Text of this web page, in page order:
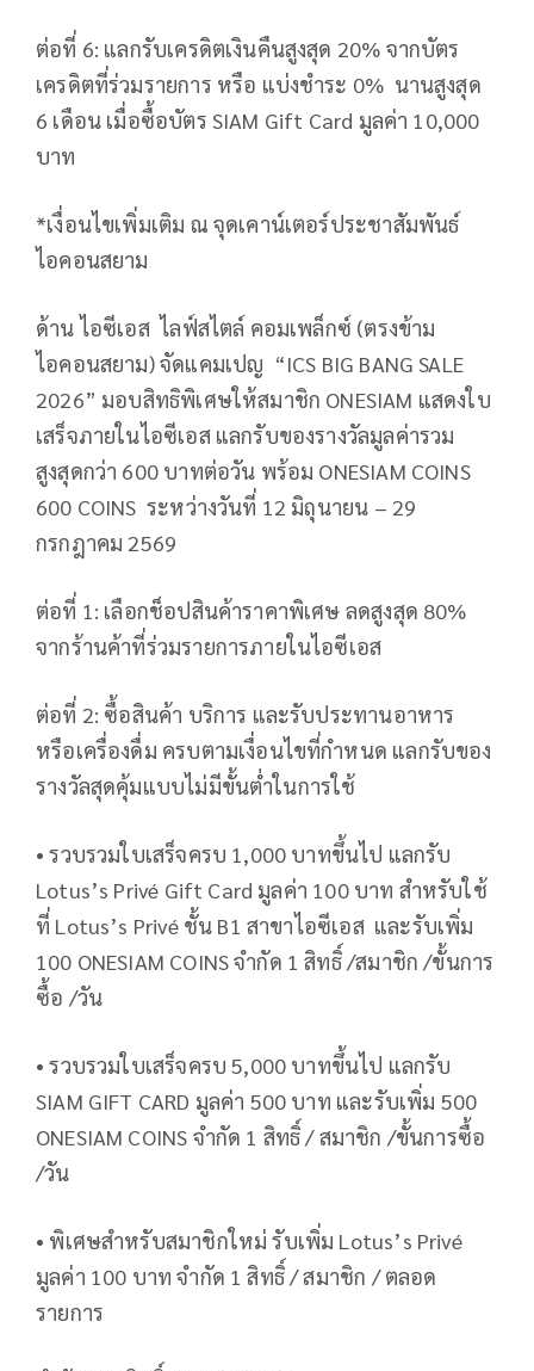
ต่อที่ 6: แลกรับเครดิตเงินคืนสูงสุด 20% จากบัตร
เครดิตที่ร่วมรายการ หรือ แบ่งชำระ 0% นานสูงสุด
6 เดือน เมื่อซื้อบัตร SIAM Gift Card มูลค่า 10,000
บาท
*เงื่อนไขเพิ่มเติม ณ จุดเคาน์เตอร์ประชาสัมพันธ์
ไอคอนสยาม
ด้าน ไอซีเอส ไลฟ์สไตล์ คอมเพล็กซ์ (ตรงข้าม
ไอคอนสยาม) จัดแคมเปญ “ICS BIG BANG SALE
2026” มอบสิทธิพิเศษให้สมาชิก ONESIAM แสดงใบ
เสร็จภายในไอซีเอส แลกรับของรางวัลมูลค่ารวม
สูงสุดกว่า 600 บาทต่อวัน พร้อม ONESIAM COINS
600 COINS ระหว่างวันที่ 12 มิถุนายน – 29
กรกฎาคม 2569
ต่อที่ 1: เลือกช็อปสินค้าราคาพิเศษ ลดสูงสุด 80%
จากร้านค้าที่ร่วมรายการภายในไอซีเอส
ต่อที่ 2: ซื้อสินค้า บริการ และรับประทานอาหาร
หรือเครื่องดื่ม ครบตามเงื่อนไขที่กำหนด แลกรับของ
รางวัลสุดคุ้มแบบไม่มีขั้นต่ำในการใช้
• รวบรวมใบเสร็จครบ 1,000 บาทขึ้นไป แลกรับ
Lotus’s Privé Gift Card มูลค่า 100 บาท สำหรับใช้
ที่ Lotus’s Privé ชั้น B1 สาขาไอซีเอส และรับเพิ่ม
100 ONESIAM COINS จำกัด 1 สิทธิ์ /สมาชิก /ขั้นการ
ซื้อ /วัน
• รวบรวมใบเสร็จครบ 5,000 บาทขึ้นไป แลกรับ
SIAM GIFT CARD มูลค่า 500 บาท และรับเพิ่ม 500
ONESIAM COINS จำกัด 1 สิทธิ์ / สมาชิก /ขั้นการซื้อ
/วัน
• พิเศษสำหรับสมาชิกใหม่ รับเพิ่ม Lotus’s Privé
มูลค่า 100 บาท จำกัด 1 สิทธิ์ / สมาชิก / ตลอด
รายการ